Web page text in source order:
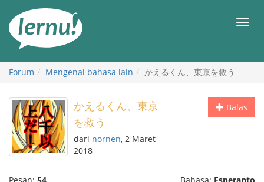
daftar
Forum Mengenai bahasa lain かえるくん、東京を救う
Balas
かえるくん、東京
を救う
dari nornen, 2 Maret
2018